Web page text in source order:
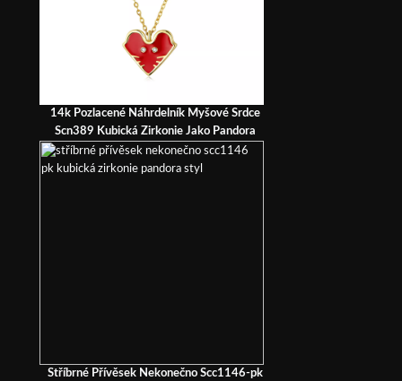
14k Pozlacené Náhrdelník Myšové Srdce
Scn389 Kubická Zirkonie Jako Pandora
Stříbrné Přívěsek Nekonečno Scc1146-pk